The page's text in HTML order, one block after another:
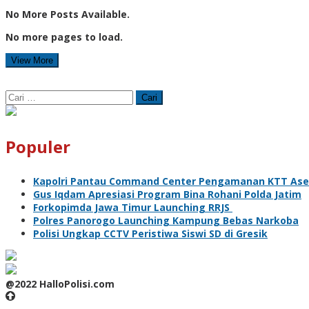
No More Posts Available.
No more pages to load.
View More
Cari
untuk:
Populer
Kapolri Pantau Command Center Pengamanan KTT
Gus Iqdam Apresiasi Program Bina Rohani Polda Jatim
Forkopimda Jawa Timur Launching RRJS
Polres Panorogo Launching Kampung Bebas Narkoba
Polisi Ungkap CCTV Peristiwa Siswi SD di Gresik
@2022 HalloPolisi.com